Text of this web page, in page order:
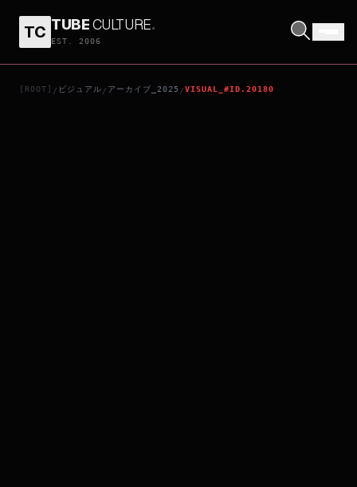
TC TUBECULTURE.
EST. 2006
[ROOT] / ビジュアル / アーカイブ_2025 /VISUAL_#ID.20180
劇場版 うたの☆プリンスさまっ♪ TABOO NIGHT XXXX